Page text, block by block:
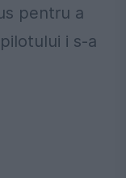
pentru a
i s-a